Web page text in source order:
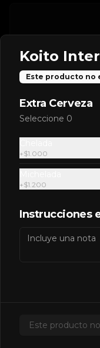
Salsas Extras
Koito
Este producto no
Extra Cerveza
Seleccione 0
+$1.000
+$1.200
Instrucciones
Este producto